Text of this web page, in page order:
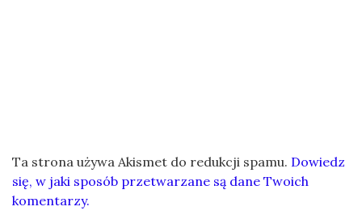
Ta strona używa Akismet do redukcji spamu. Dowiedz
się, w jaki sposób przetwarzane są dane Twoich
komentarzy.